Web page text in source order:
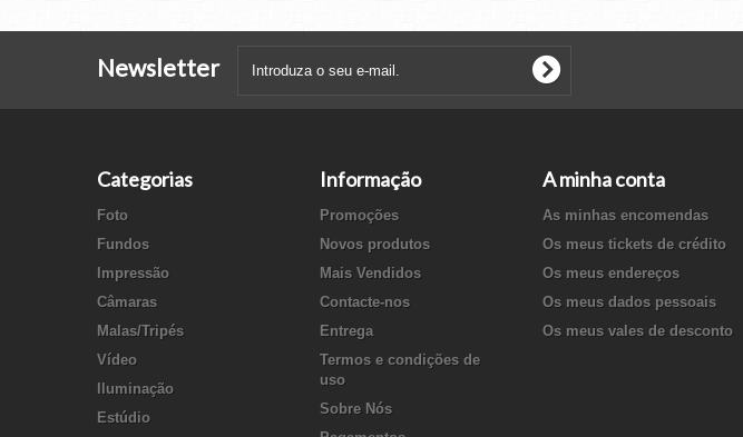
Newsletter
Categorias
Foto
Fundos
Impressão
Câmaras
Malas/Tripés
Vídeo
Iluminação
Estúdio
Informação
Promoções
Novos produtos
Mais Vendidos
Contacte-nos
Entrega
Termos e condições de
uso
Sobre Nós
A minha conta
As minhas encomendas
Os meus tickets de crédito
Os meus endereços
Os meus dados pessoais
Os meus vales de desconto